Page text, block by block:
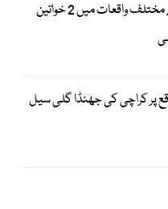
کراچی: فائرنگ کے مختلف واقعات میں 2 خواتین
پر کراچی کی جھنڈا گلی سیل